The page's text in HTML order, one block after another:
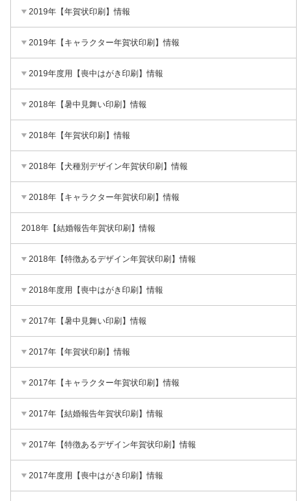
2019年【年賀状印刷】情報
2019年【キャラクター年賀状印刷】情報
2019年度用【喪中はがき印刷】情報
2018年【暑中見舞い印刷】情報
2018年【年賀状印刷】情報
2018年【犬種別デザイン年賀状印刷】情報
2018年【キャラクター年賀状印刷】情報
2018年【結婚報告年賀状印刷】情報
2018年【特徴あるデザイン年賀状印刷】情報
2018年度用【喪中はがき印刷】情報
2017年【暑中見舞い印刷】情報
2017年【年賀状印刷】情報
2017年【キャラクター年賀状印刷】情報
2017年【結婚報告年賀状印刷】情報
2017年【特徴あるデザイン年賀状印刷】情報
2017年度用【喪中はがき印刷】情報